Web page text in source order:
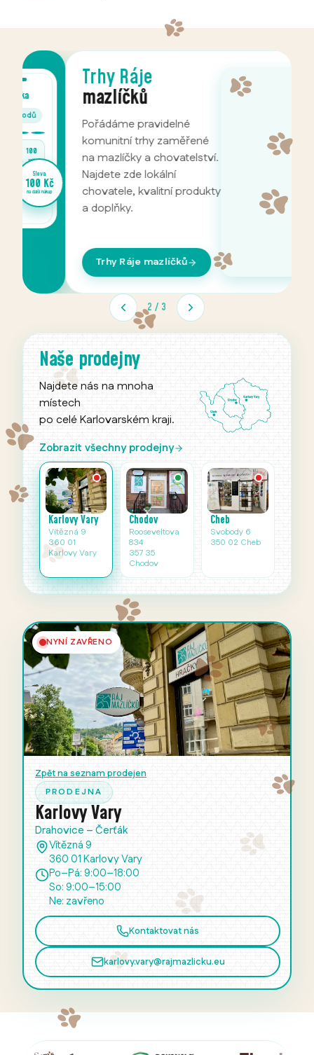
Trhy Ráje
mazlíčků
Pořádáme pravidelné
komunitní trhy zaměřené
na mazlíčky a chovatelství.
Najdete zde lokální
chovatele, kvalitní produkty
a doplňky.
Trhy Ráje mazlíčků
2 / 3
Naše prodejny
Najdete nás na mnoha
místech
po celé Karlovarském kraji.
Zobrazit všechny prodejny
Karlovy Vary
Vítězná 9
360 01
Karlovy Vary
Chodov
Rooseveltova
834
357 35
Chodov
Cheb
Svobody 6
350 02 Cheb
NYNÍ ZAVŘENO
Zpět na seznam prodejen
PRODEJNA
Karlovy Vary
Drahovice – Čerťák
Vítězná 9
360 01 Karlovy Vary
Po–Pá: 9:00–18:00
So: 9:00–15:00
Ne: zavřeno
Kontaktovat nás
karlovy.vary@rajmazlicku.eu